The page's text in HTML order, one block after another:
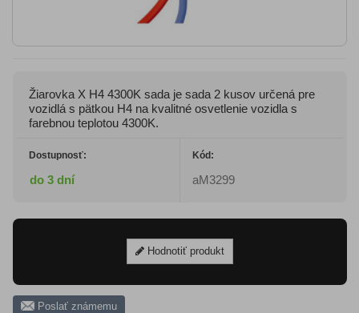
Žiarovka X H4 4300K sada je sada 2 kusov určená pre
vozidlá s pätkou H4 na kvalitné osvetlenie vozidla s
farebnou teplotou 4300K.
Dostupnosť:
do 3 dní
Kód:
aM3299
Hodnotiť produkt
Poslať známemu